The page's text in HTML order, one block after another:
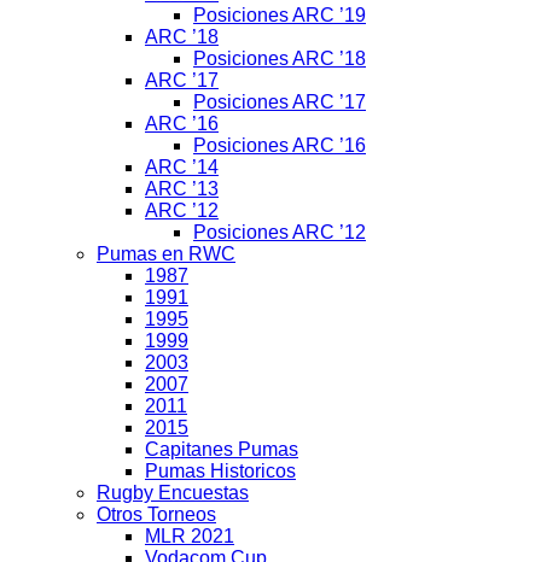
Posiciones ARC ’19
ARC ’18
Posiciones ARC ’18
ARC ’17
Posiciones ARC ’17
ARC ’16
Posiciones ARC ’16
ARC ’14
ARC ’13
ARC ’12
Posiciones ARC ’12
Pumas en RWC
1987
1991
1995
1999
2003
2007
2011
2015
Capitanes Pumas
Pumas Historicos
Rugby Encuestas
Otros Torneos
MLR 2021
Vodacom Cup